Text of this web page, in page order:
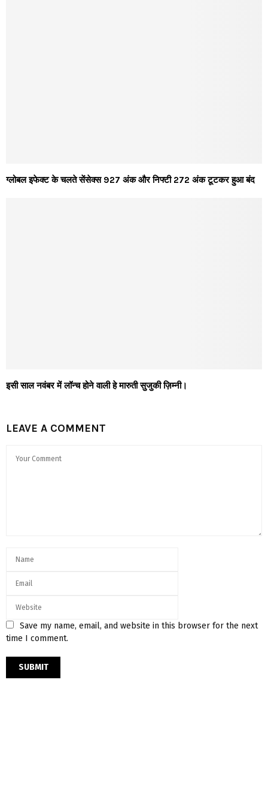
ग्लोबल इफेक्ट के चलते सेंसेक्स 927 अंक और निफ्टी 272 अंक टूटकर हुआ बंद
इसी साल नवंबर में लॉन्च होने वाली हे मारुती सुजुकी ज़िम्नी।
LEAVE A COMMENT
Save my name, email, and website in this browser for the next
time I comment.